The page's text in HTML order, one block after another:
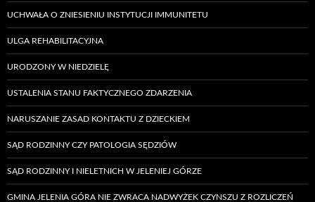
UCHWAŁA O ZNIESIENIU INSTYTUCJI IMMUNITETU
ULGA REHABILITACYJNA
URODZONY W NIEDZIELĘ
USTALENIA STANU FAKTYCZNEGO ZDARZENIA
NARUSZANIE ZASAD KONTAKTU Z DZIECKIEM
SĄD RODZINNY CZY PATOLOGIA SĘDZIÓW
SĄD RODZINNY I NIELETNICH W JELENIEJ GÓRZE
GMINA JELENIA GÓRA NIE ZWRACA NADWYŻEK CZYNSZU Z ROZLICZEŃ